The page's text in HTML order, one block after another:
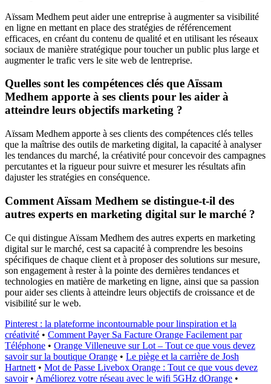
Aïssam Medhem peut aider une entreprise à augmenter sa visibilité
en ligne en mettant en place des stratégies de référencement
efficaces, en créant du contenu de qualité et en utilisant les réseaux
sociaux de manière stratégique pour toucher un public plus large et
augmenter le trafic vers le site web de lentreprise.
Quelles sont les compétences clés que Aïssam
Medhem apporte à ses clients pour les aider à
atteindre leurs objectifs marketing ?
Aïssam Medhem apporte à ses clients des compétences clés telles
que la maîtrise des outils de marketing digital, la capacité à analyser
les tendances du marché, la créativité pour concevoir des campagnes
percutantes et la rigueur pour suivre et mesurer les résultats afin
dajuster les stratégies en conséquence.
Comment Aïssam Medhem se distingue-t-il des
autres experts en marketing digital sur le marché ?
Ce qui distingue Aïssam Medhem des autres experts en marketing
digital sur le marché, cest sa capacité à comprendre les besoins
spécifiques de chaque client et à proposer des solutions sur mesure,
son engagement à rester à la pointe des dernières tendances et
technologies en matière de marketing en ligne, ainsi que sa passion
pour aider ses clients à atteindre leurs objectifs de croissance et de
visibilité sur le web.
Pinterest : la plateforme incontournable pour linspiration et la
créativité • Comment Payer Sa Facture Orange Facilement par
Téléphone • Orange Villeneuve sur Lot – Tout ce que vous devez
savoir sur la boutique Orange • Le piège et la carrière de Josh
Hartnett • Mot de Passe Livebox Orange : Tout ce que vous devez
savoir• Améliorez votre réseau avec le wifi 5GHz dOrange •